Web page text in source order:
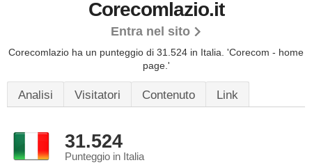
Corecomlazio.it
Entra nel sito
Corecomlazio ha un punteggio di 31.524 in Italia. 'Corecom - home
page.'
Analisi Visitatori Contenuto Link
31.524
Punteggio in Italia